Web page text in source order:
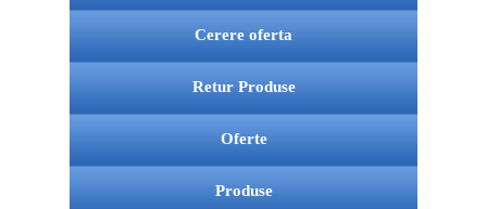
Cerere oferta
Retur Produse
Oferte
Produse